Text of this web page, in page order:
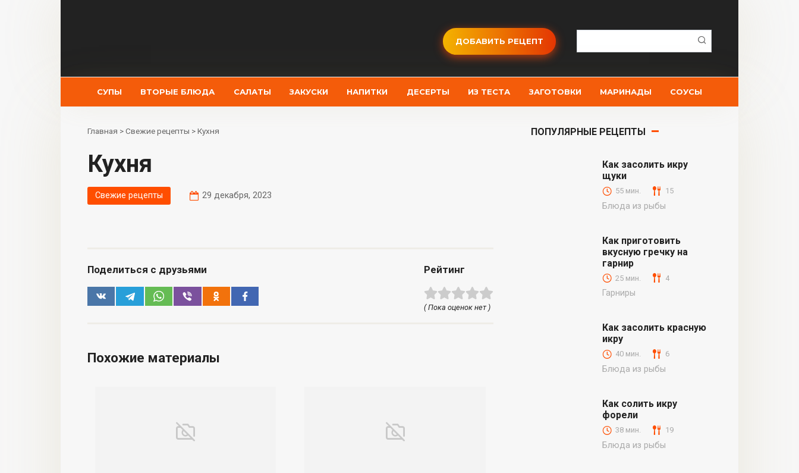
ДОБАВИТЬ РЕЦЕПТ
СУПЫ ВТОРЫЕ БЛЮДА САЛАТЫ ЗАКУСКИ НАПИТКИ ДЕСЕРТЫ ИЗ ТЕСТА ЗАГОТОВКИ МАРИНАДЫ СОУСЫ
Главная >Свежие рецепты >Кухня
Кухня
Свежие рецепты 29 декабря, 2023
Поделиться с друзьями Рейтинг
( Пока оценок нет )
Похожие материалы
ПОПУЛЯРНЫЕ РЕЦЕПТЫ
Как засолить икру
щуки
55 мин. 15
Блюда из рыбы
Как приготовить
вкусную гречку на
гарнир
25 мин. 4
Гарниры
Как засолить красную
икру
40 мин. 6
Блюда из рыбы
Как солить икру
форели
38 мин. 19
Блюда из рыбы